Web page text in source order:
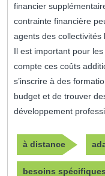
financier
contrainte financière
agents des collectivités
Il est important pour
compte ces coûts
s’inscrire à des
budget et de trouver
développement
à distance
besoins